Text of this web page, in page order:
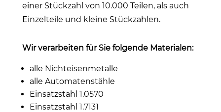
einer Stückzahl von 10.000 Teilen, als auch
Einzelteile und kleine Stückzahlen.
Wir verarbeiten für Sie folgende Materialen:
alle Nichteisenmetalle
alle Automatenstähle
Einsatzstahl 1.0570
Einsatzstahl 1.7131